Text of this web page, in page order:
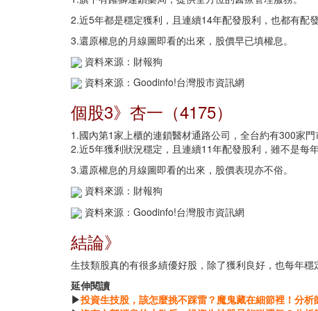
2.近5年都是穩定獲利，且連續14年配發股利，也都有配發
3.還原權息的月線圖即看的出來，股價早已填權息。
資料來源：財報狗
資料來源：Goodinfo!台灣股市資訊網
個股3》杏一（4175）
1.國內第1家上櫃的連鎖醫材通路公司，全台約有300家門
2.近5年獲利狀況穩定，且連續11年配發股利，雖不是每
3.還原權息的月線圖即看的出來，股價表現亦不俗。
資料來源：財報狗
資料來源：Goodinfo!台灣股市資訊網
結論》
生技類股真的有很多績優好股，除了獲利良好，也每年
延伸閱讀
▶投資生技股，該怎麼挑不踩雷？魔鬼藏在細節裡！分